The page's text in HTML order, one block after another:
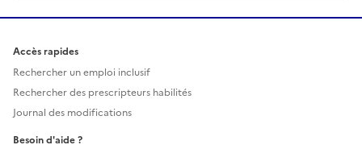
Accès rapides
Rechercher un emploi inclusif
Rechercher des prescripteurs habilités
Journal des modifications
Besoin d'aide ?